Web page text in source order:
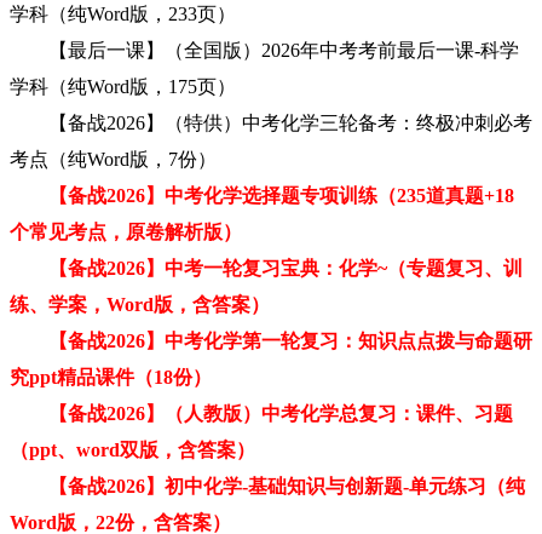
学科（纯Word版，233页）
【最后一课】（全国版）2026年中考考前最后一课-科学
学科（纯Word版，175页）
【备战2026】（特供）中考化学三轮备考：终极冲刺必考
考点（纯Word版，7份）
【备战2026】中考化学选择题专项训练（235道真题+18
个常见考点，原卷解析版）
【备战2026】中考一轮复习宝典：化学~（专题复习、训
练、学案，Word版，含答案）
【备战2026】中考化学第一轮复习：知识点点拨与命题研
究ppt精品课件（18份）
【备战2026】（人教版）中考化学总复习：课件、习题
（ppt、word双版，含答案）
【备战2026】初中化学-基础知识与创新题-单元练习（纯
Word版，22份，含答案）